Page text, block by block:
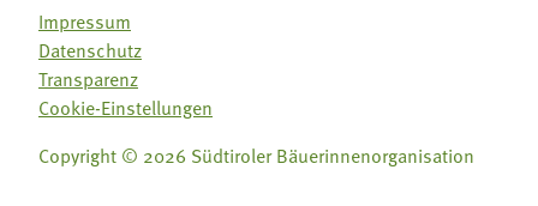
Impressum
Datenschutz
Transparenz
Cookie-Einstellungen
Copyright © 2026 Südtiroler Bäuerinnenorganisation